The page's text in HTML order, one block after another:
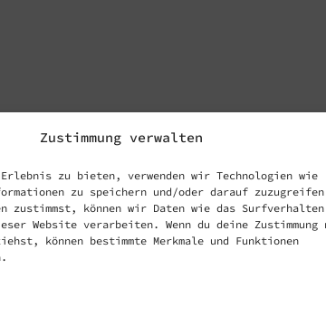
Zustimmung verwalten
zu bieten, verwenden wir Technologien wie
zu speichern und/oder darauf
zustimmst, können wir Daten wie das
Website verarbeiten. Wenn du deine Zustimmung
können bestimmte Merkmale und Funktionen